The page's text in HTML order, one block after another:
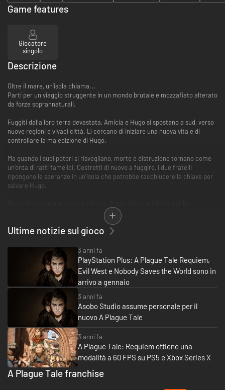
Game features
Giocatore
singolo
Descrizione
Oltre il mare, un'isola chiama...
Parti per un viaggio struggente in un mondo brutale e mozzafiato alterato
da forze soprannaturali.
Fuggiti dalla loro terra devastata, Amicia e Hugo si spostano a sud, verso
nuove regioni e vivaci città. Lì cercano di iniziare una nuova vita e di
controllare la maledizione di Hugo.
Ma quando i suoi poteri si risvegliano, morte e distruzione tornano come
un'orda di ratti famelici. Costretti di nuovo a fuggire, i due fratelli
ripongono le speranze in un'isola che potrebbe racchiudere la chiave per
salvare Hugo.
sopravvivenza. Attacca dall'ombra o scatena l'inferno, superando nemici e
sfide con armi, strumenti e poteri ultraterreni.
●Una storia spettacolare e concreta stravolta da forze soprannaturali
●Usa oggetti, muoviti furtivamente, combatti o scatena l'inferno e i ratti
●Grafica mozzafiato e musiche coinvolgenti
Ultime notizie sul gioco
3 anni fa
PlayStation Plus: A Plague Tale Requiem,
Evil West e Nobody Saves the World sono in
arrivo a gennaio
3 anni fa
Asobo Studio assume personale per il
nuovo A Plague Tale
3 anni fa
A Plague Tale: Requiem ottiene una
modalità a 60 FPS su PS5 e Xbox Series X
A Plague Tale franchise